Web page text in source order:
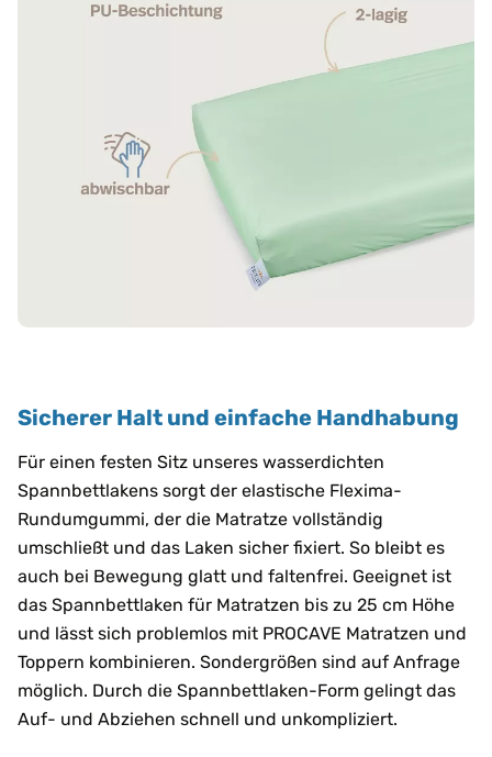
Sicherer Halt und einfache Handhabung
Für einen festen Sitz unseres wasserdichten
Spannbettlakens sorgt der elastische Flexima-
Rundumgummi, der die Matratze vollständig
umschließt und das Laken sicher fixiert. So bleibt es
auch bei Bewegung glatt und faltenfrei. Geeignet ist
das Spannbettlaken für Matratzen bis zu 25 cm Höhe
und lässt sich problemlos mit PROCAVE Matratzen und
Toppern kombinieren. Sondergrößen sind auf Anfrage
möglich. Durch die Spannbettlaken-Form gelingt das
Auf- und Abziehen schnell und unkompliziert.